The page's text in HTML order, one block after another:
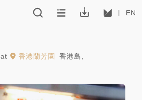
EN
at 香港蘭芳園 香港島